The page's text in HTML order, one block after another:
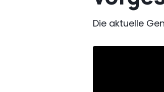
Die aktuelle